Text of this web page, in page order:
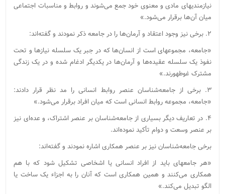
نیازمندی‏های مادی و معنوی خود جمع می‌‏شوند و روابط و مناسبات اجتماعی
میان آن‌ها برقرار می‌‏شود.»
۲. برخی نیز وجود اعتقاد و آرمان‌ها را در جامعه ذکر نمودند و گفته‌اند:
«جامعه، مجموعه‏ای است از انسان‏‌ها که در جبر یک سلسله نیاز‌ها و تحت
نفوذ یک سلسله عقیده‏‌ها و آرمان‏‌ها در یکدیگر ادغام شده و در یک زندگی
مشترک غوطه‏ورند.»
۳. برخی از جامعه‏‌شناسان عنصر روابط انسانی را مد نظر قرار دادند:
«جامعه، مجموعه روابط انسانی است که میان افراد برقرار می‌‏شود.»
۴. در تعاریف دیگر بسیاری از جامعه‌شناسان بر عنصر اشتراک، و عده‌ای نیز
بر عنصر وسعت و دوام تأکید نموده‌اند.
برخی جامعه‌شناسان نیز بر عنصر همکاری اشاره نمودند و گفته‌اند:
«هر جامعه‏ای باید از افراد انسانی یا اشخاصی تشکیل شود که با هم
همکاری می‌‏کنند و همین همکاری است که آنان را به اجزاء یک ساخت یا
الگو تبدیل می‌‏کند.»